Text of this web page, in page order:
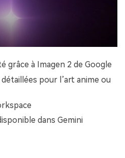
grâce à Imagen 2 de Google
pour l’art anime ou
dans Gemini